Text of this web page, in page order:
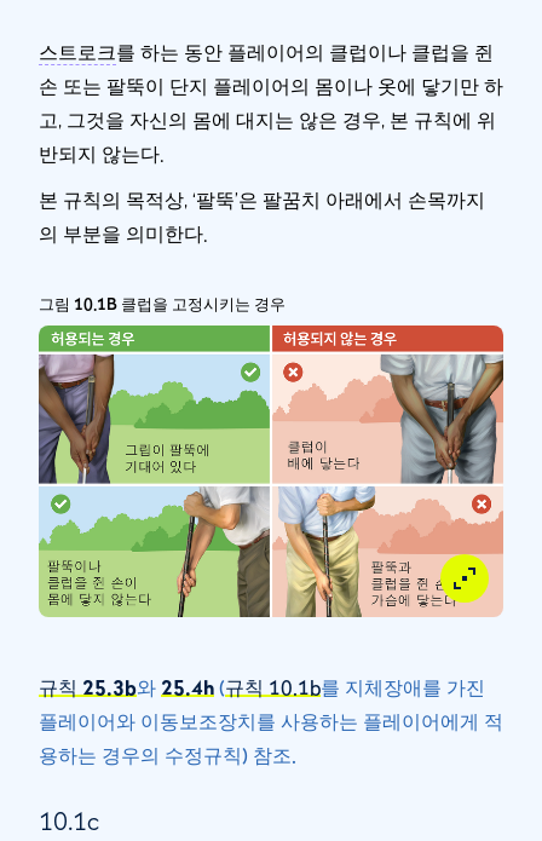
스트로크를 하는 동안 플레이어의 클럽이나 클럽을 쥔
손 또는 팔뚝이 단지 플레이어의 몸이나 옷에 닿기만 하
고, 그것을 자신의 몸에 대지는 않은 경우, 본 규칙에 위
반되지 않는다.
본 규칙의 목적상, ‘팔뚝’은 팔꿈치 아래에서 손목까지
의 부분을 의미한다.
그림 10.1B 클럽을 고정시키는 경우
규칙 25.3b와 25.4h (규칙 10.1b를 지체장애를 가진
플레이어와 이동보조장치를 사용하는 플레이어에게 적
용하는 경우의 수정규칙) 참조.
10.1c